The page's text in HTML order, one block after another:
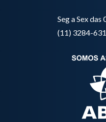
Seg a Sex das
(11) 3284-